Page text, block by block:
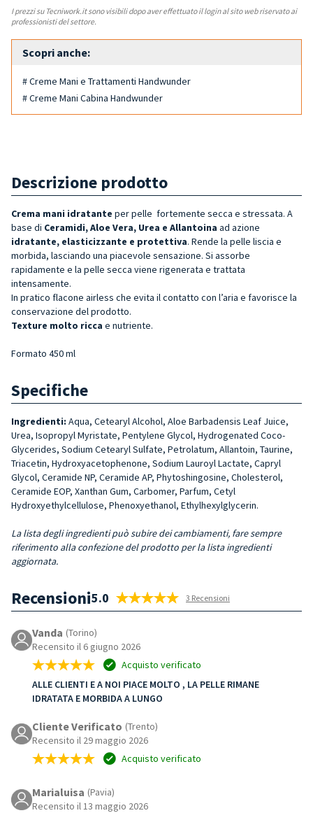
I prezzi su Tecniwork.it sono visibili dopo aver effettuato il login al sito web riservato ai
professionisti del settore.
Scopri anche:
# Creme Mani e Trattamenti Handwunder
# Creme Mani Cabina Handwunder
Descrizione prodotto
Crema mani idratante per pelle fortemente secca e stressata. A
base di Ceramidi, Aloe Vera, Urea e Allantoina ad azione
idratante, elasticizzante e protettiva. Rende la pelle liscia e
morbida, lasciando una piacevole sensazione. Si assorbe
rapidamente e la pelle secca viene rigenerata e trattata
intensamente.
In pratico flacone airless che evita il contatto con l’aria e favorisce la
conservazione del prodotto.
Texture molto ricca e nutriente.
Formato 450 ml
Specifiche
Ingredienti: Aqua, Cetearyl Alcohol, Aloe Barbadensis Leaf Juice,
Urea, Isopropyl Myristate, Pentylene Glycol, Hydrogenated Coco-
Glycerides, Sodium Cetearyl Sulfate, Petrolatum, Allantoin, Taurine,
Triacetin, Hydroxyacetophenone, Sodium Lauroyl Lactate, Capryl
Glycol, Ceramide NP, Ceramide AP, Phytoshingosine, Cholesterol,
Ceramide EOP, Xanthan Gum, Carbomer, Parfum, Cetyl
Hydroxyethylcellulose, Phenoxyethanol, Ethylhexylglycerin.
La lista degli ingredienti può subire dei cambiamenti, fare sempre
riferimento alla confezione del prodotto per la lista ingredienti
aggiornata.
Recensioni5.0 3 Recensioni
Vanda (Torino)
Recensito il 6 giugno 2026
Acquisto verificato
ALLE CLIENTI E A NOI PIACE MOLTO , LA PELLE RIMANE
IDRATATA E MORBIDA A LUNGO
Cliente Verificato (Trento)
Recensito il 29 maggio 2026
Acquisto verificato
Marialuisa (Pavia)
Recensito il 13 maggio 2026